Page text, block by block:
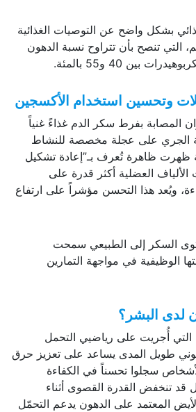
بشكل واضح عن التوصيات الغذائية
التي تنصح بأن تتراوح نسبة الدهون
وتحسين استخدام الأكسجين
المصابة بفرط سكر الدم غذاءً غنياً
الجري على عجلة مخصصة للنشاط
ظهرت ظاهرة تُعرف بـ”إعادة تشكيل
العضلية أكثر قدرة على
ويُعد هذا التحسن مؤشراً على ارتفاع
السكر إلى الطبيعي سمحت
الوظيفية في مواجهة التمارين
لدى البشر؟
أُجريت على رياضيي التحمل
طويل المدى يساعد على تعزيز حرق
سجلوا تحسناً في الكفاءة
قد تنخفض القدرة القصوى أثناء
المعتمد على الدهون يدعم التحمّل